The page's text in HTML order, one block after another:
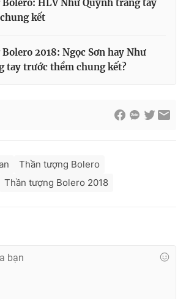
HLV Như Quỳnh trắng tay
kết
2018: Ngọc Sơn hay Như
tay trước thềm chung kết?
Thần tượng Bolero
Thần tượng Bolero 2018